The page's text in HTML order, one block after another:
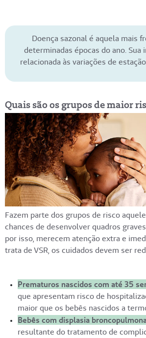
Doença sazonal é aquela mais
determinadas épocas do ano. Sua
relacionada às variações de
Quais são os grupos de maior
Fazem parte dos grupos de risco
chances de desenvolver quadros
por isso, merecem atenção extra e
trata de VSR, os cuidados devem ser
Prematuros nascidos com até 35
que apresentam risco de
maior que os bebês nascidos a
Bebês com displasia
resultante do tratamento de